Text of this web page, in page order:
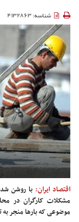
شناسه: 4132863
اقتصاد ایران: با روشن
مشکلات کارگران در
موضوعی که بارها منجر